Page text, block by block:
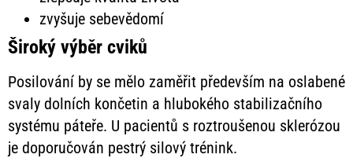
zvyšuje sebevědomí
Široký výběr cviků
Posilování by se mělo zaměřit především na oslabené
svaly dolních končetin a hlubokého stabilizačního
systému páteře. U pacientů s roztroušenou sklerózou
je doporučován pestrý silový trénink.